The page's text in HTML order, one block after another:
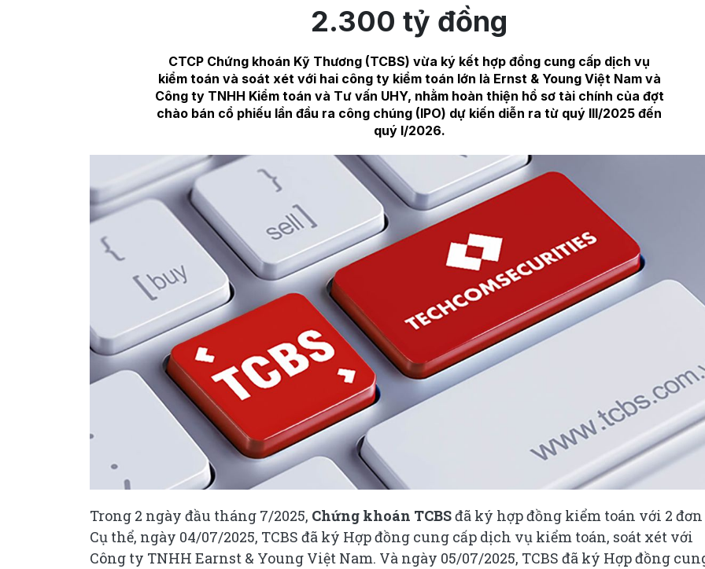
2.300 tỷ đồng
CTCP Chứng khoán Kỹ Thương (TCBS) vừa ký kết hợp đồng cung cấp dịch vụ
kiểm toán và soát xét với hai công ty kiểm toán lớn là Ernst & Young Việt Nam và
Công ty TNHH Kiểm toán và Tư vấn UHY, nhằm hoàn thiện hồ sơ tài chính của đợt
chào bán cổ phiếu lần đầu ra công chúng (IPO) dự kiến diễn ra từ quý III/2025 đến
quý I/2026.
Trong 2 ngày đầu tháng 7/2025, Chứng khoán TCBSđã ký hợp đồng kiểm toán với 2
Cụ thể, ngày 04/07/2025, TCBS đã ký Hợp đồng cung cấp dịch vụ kiểm toán, soát xét với
Công ty TNHH Earnst & Young Việt Nam. Và ngày 05/07/2025, TCBS đã ký Hợp đồng